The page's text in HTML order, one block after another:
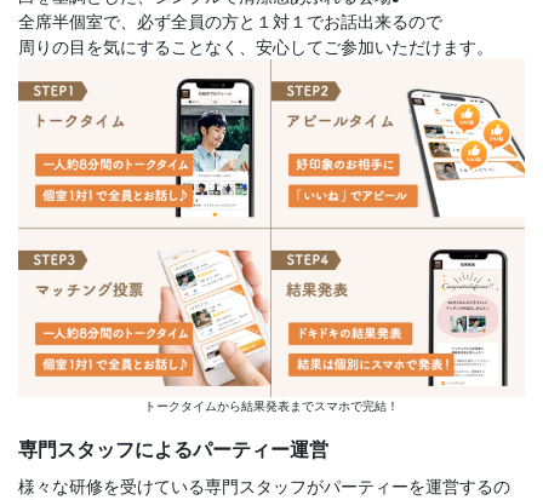
全席半個室で、必ず全員の方と１対１でお話出来るので
周りの目を気にすることなく、安心してご参加いただけます。
トークタイムから結果発表までスマホで完結！
専門スタッフによるパーティー運営
様々な研修を受けている専門スタッフがパーティーを運営するの